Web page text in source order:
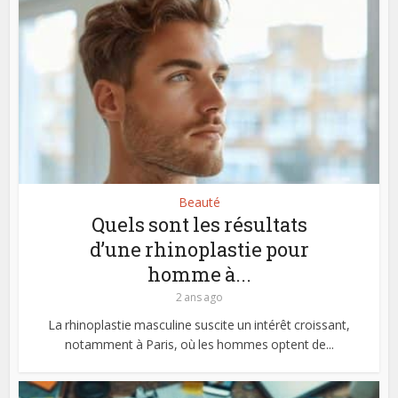
Beauté
Quels sont les résultats
d’une rhinoplastie pour
homme à...
2 ans ago
La rhinoplastie masculine suscite un intérêt croissant,
notamment à Paris, où les hommes optent de...